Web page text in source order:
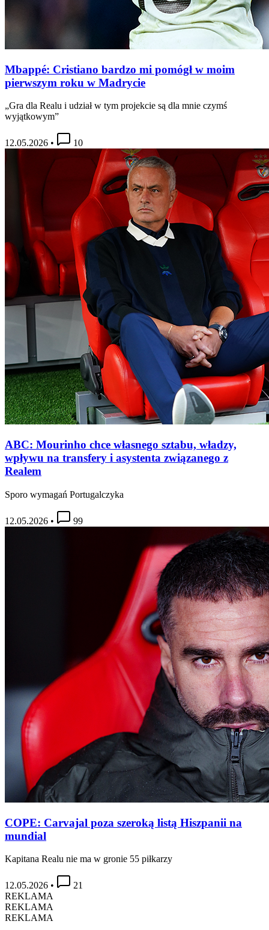
Mbappé: Cristiano bardzo mi pomógł w moim
pierwszym roku w Madrycie
„Gra dla Realu i udział w tym projekcie są dla mnie czymś
wyjątkowym”
12.05.2026 • 10
ABC: Mourinho chce własnego sztabu, władzy,
wpływu na transfery i asystenta związanego z
Realem
Sporo wymagań Portugalczyka
12.05.2026 • 99
COPE: Carvajal poza szeroką listą Hiszpanii na
mundial
Kapitana Realu nie ma w gronie 55 piłkarzy
12.05.2026 •
21
REKLAMA
REKLAMA
REKLAMA